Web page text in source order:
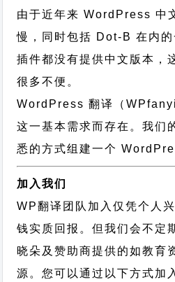
由于近年来 WordPress 中
慢，同时包括 Dot-B 在内的
插件都没有提供中文版本，
很多不便。
WordPress 翻译（
这一基本需求而存在。我们
悉的方式组建一个
加入我们
WP翻译团队加入仅凭个人
钱实质回报。但我们会不定
晓朵及赞助商提供的如教育
源。您可以通过以下方式加